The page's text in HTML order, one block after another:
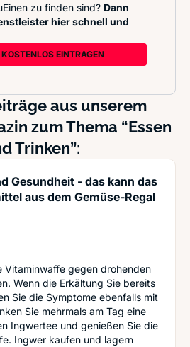
zu finden sind? Dann
hier schnell und
EINTRAGEN
aus unserem
zum Thema “Essen
Trinken”:
Gesundheit - das kann das
aus dem Gemüse-Regal
Vitaminwaffe gegen drohenden
Wenn die Erkältung Sie bereits
Sie die Symptome ebenfalls mit
Sie mehrmals am Tag eine
Ingwertee und genießen Sie die
Ingwer kaufen und lagern